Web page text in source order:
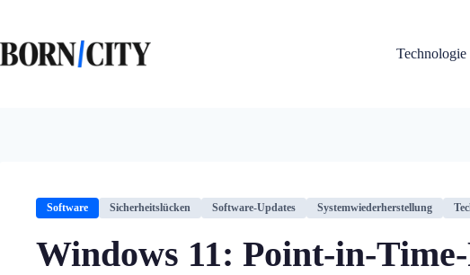
springen
Technologie
Software Sicherheitslücken Software-Updates Systemwiederherstellung
Windows 11: Point-in-